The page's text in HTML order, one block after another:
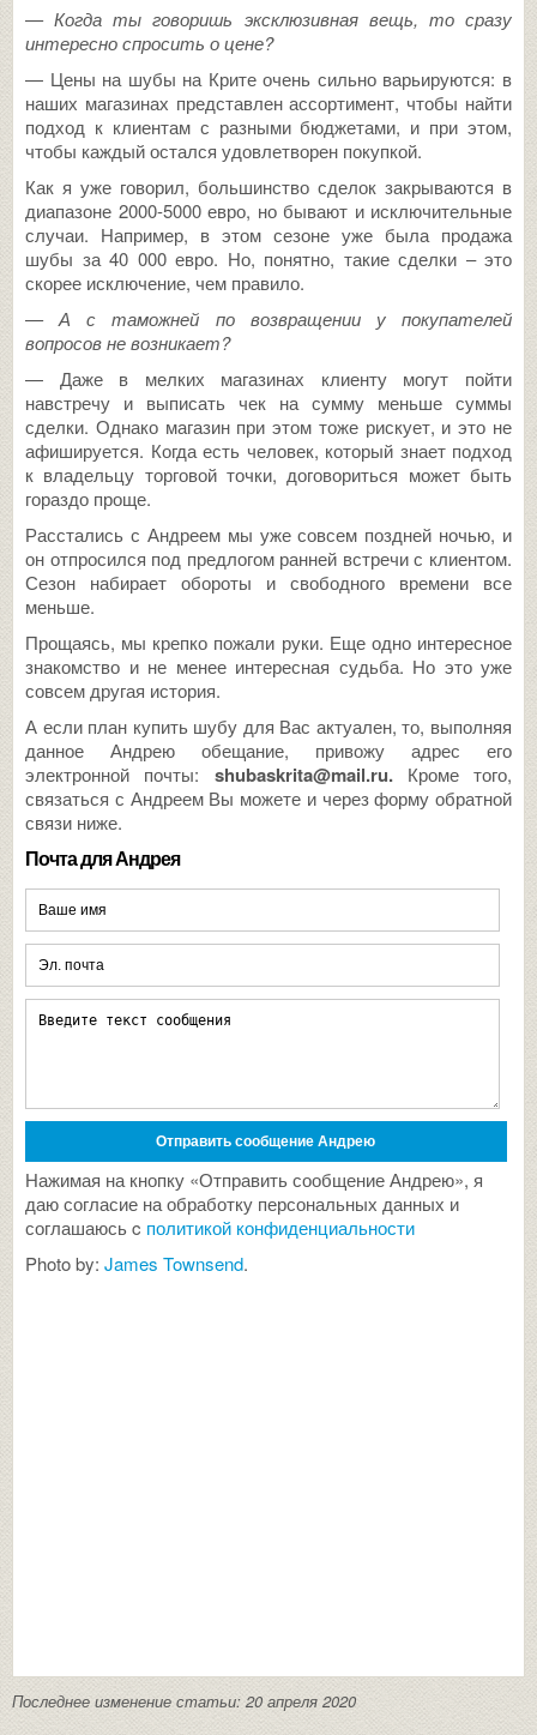
— Когда ты говоришь эксклюзивная вещь, то сразу
интересно спросить о цене?
— Цены на шубы на Крите очень сильно варьируются: в
наших магазинах представлен ассортимент, чтобы найти
подход к клиентам с разными бюджетами, и при этом,
чтобы каждый остался удовлетворен покупкой.
Как я уже говорил, большинство сделок закрываются в
диапазоне 2000-5000 евро, но бывают и исключительные
случаи. Например, в этом сезоне уже была продажа
шубы за 40 000 евро. Но, понятно, такие сделки – это
скорее исключение, чем правило.
— А с таможней по возвращении у покупателей
вопросов не возникает?
— Даже в мелких магазинах клиенту могут пойти
навстречу и выписать чек на сумму меньше суммы
сделки. Однако магазин при этом тоже рискует, и это не
афишируется. Когда есть человек, который знает подход
к владельцу торговой точки, договориться может быть
гораздо проще.
Расстались с Андреем мы уже совсем поздней ночью, и
он отпросился под предлогом ранней встречи с клиентом.
Сезон набирает обороты и свободного времени все
меньше.
Прощаясь, мы крепко пожали руки. Еще одно интересное
знакомство и не менее интересная судьба. Но это уже
совсем другая история.
А если план купить шубу для Вас актуален, то, выполняя
данное Андрею обещание, привожу адрес его
электронной почты: shubaskrita@mail.ru.Кроме того,
связаться с Андреем Вы можете и через форму обратной
связи ниже.
Почта для Андрея
Нажимая на кнопку «Отправить сообщение Андрею», я
даю согласие на обработку персональных данных и
соглашаюсь c политикой конфиденциальности
Photo by: James Townsend.
Последнее изменение статьи: 20 апреля 2020